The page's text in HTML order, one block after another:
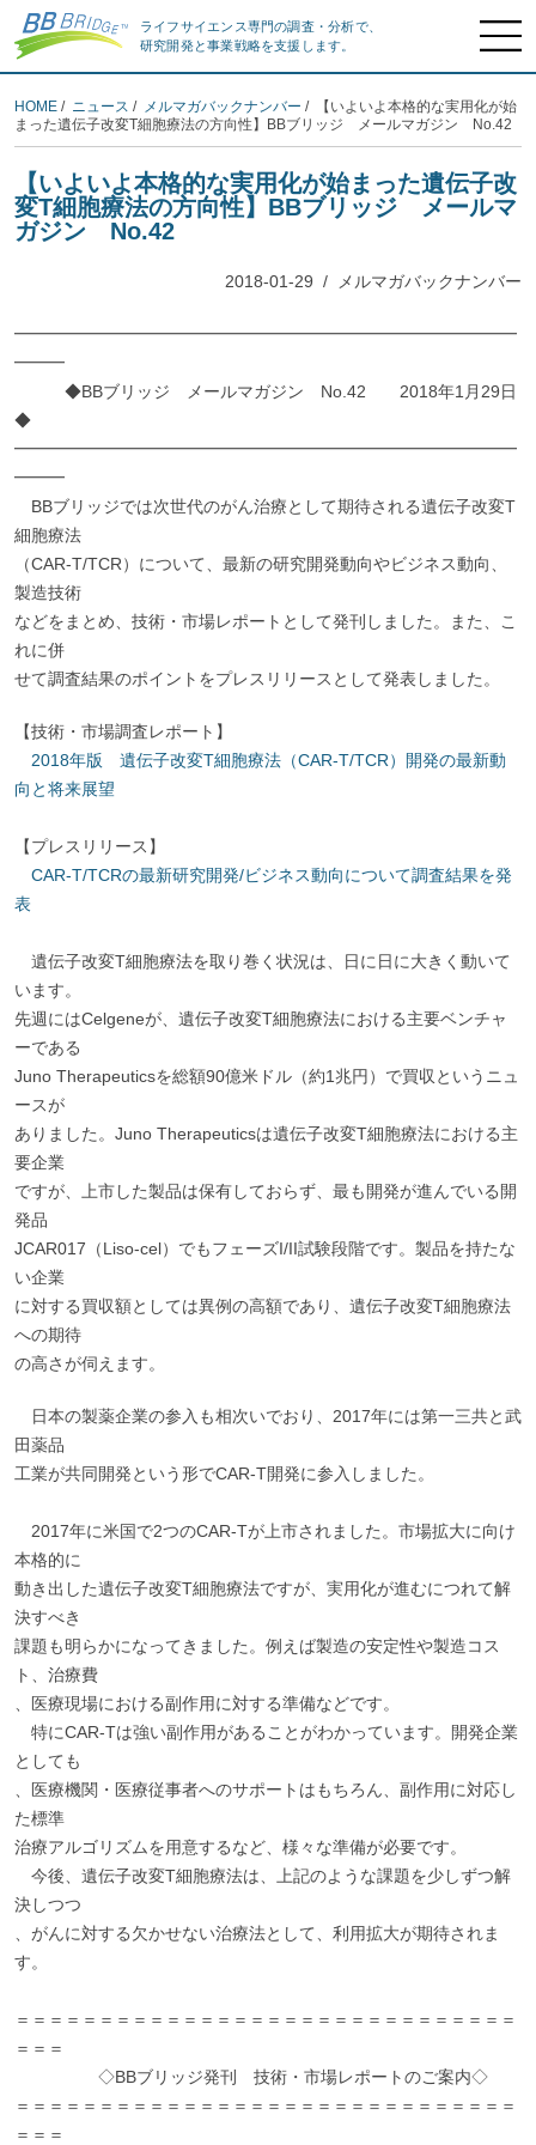
ライフサイエンス専門の調査・分析で、
研究開発と事業戦略を支援します。
HOME / ニュース / メルマガバックナンバー / 【いよいよ本格的な実用化が始
まった遺伝子改変T細胞療法の方向性】BBブリッジ メールマガジン No.42
【いよいよ本格的な実用化が始まった遺伝子改
変T細胞療法の方向性】BBブリッジ メールマ
ガジン No.42
2018-01-29 / メルマガバックナンバー
━━━━━━━━━━━━━━━━━━━━━━━━━━━━━━
━━━
◆BBブリッジ メールマガジン No.42 2018年1月29日
◆
━━━━━━━━━━━━━━━━━━━━━━━━━━━━━━
━━━
BBブリッジでは次世代のがん治療として期待される遺伝子改変T
細胞療法
（CAR-T/TCR）について、最新の研究開発動向やビジネス動向、
製造技術
などをまとめ、技術・市場レポートとして発刊しました。また、こ
れに併
せて調査結果のポイントをプレスリリースとして発表しました。
【技術・市場調査レポート】
2018年版 遺伝子改変T細胞療法（CAR-T/TCR）開発の最新動
向と将来展望
【プレスリリース】
CAR-T/TCRの最新研究開発/ビジネス動向について調査結果を発
表
遺伝子改変T細胞療法を取り巻く状況は、日に日に大きく動いて
います。
先週にはCelgeneが、遺伝子改変T細胞療法における主要ベンチャ
ーである
Juno Therapeuticsを総額90億米ドル（約1兆円）で買収というニュ
ースが
ありました。Juno Therapeuticsは遺伝子改変T細胞療法における主
要企業
ですが、上市した製品は保有しておらず、最も開発が進んでいる開
発品
JCAR017（Liso-cel）でもフェーズI/II試験段階です。製品を持たな
い企業
に対する買収額としては異例の高額であり、遺伝子改変T細胞療法
への期待
の高さが伺えます。
日本の製薬企業の参入も相次いでおり、2017年には第一三共と武
田薬品
工業が共同開発という形でCAR-T開発に参入しました。
2017年に米国で2つのCAR-Tが上市されました。市場拡大に向け
本格的に
動き出した遺伝子改変T細胞療法ですが、実用化が進むにつれて解
決すべき
課題も明らかになってきました。例えば製造の安定性や製造コス
ト、治療費
、医療現場における副作用に対する準備などです。
特にCAR-Tは強い副作用があることがわかっています。開発企業
としても
、医療機関・医療従事者へのサポートはもちろん、副作用に対応し
た標準
治療アルゴリズムを用意するなど、様々な準備が必要です。
今後、遺伝子改変T細胞療法は、上記のような課題を少しずつ解
決しつつ
、がんに対する欠かせない治療法として、利用拡大が期待されま
す。
＝＝＝＝＝＝＝＝＝＝＝＝＝＝＝＝＝＝＝＝＝＝＝＝＝＝＝＝＝＝
＝＝＝
◇BBブリッジ発刊 技術・市場レポートのご案内◇
＝＝＝＝＝＝＝＝＝＝＝＝＝＝＝＝＝＝＝＝＝＝＝＝＝＝＝＝＝＝
＝＝＝